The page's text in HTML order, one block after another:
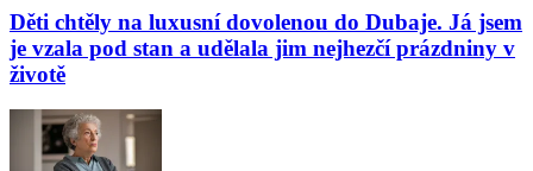
Děti chtěly na luxusní dovolenou do Dubaje. Já jsem
je vzala pod stan a udělala jim nejhezčí prázdniny v
životě